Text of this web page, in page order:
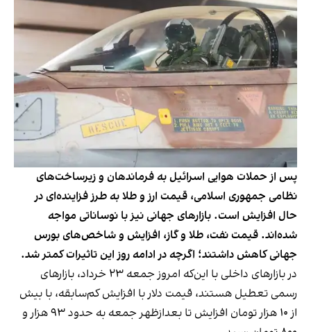
پس از حملات هوایی اسرائیل به فرماندهان و زیرساخت‌های
نظامی جمهوری اسلامی، قیمت ارز و طلا به طرز فزاینده‌ای در
حال افزایش است. بازارهای جهانی نیز با نوساناتی مواجه
شده‌اند. قیمت نفت، طلا و گاز، افزایش و شاخص‌های بورس
جهانی کاهش داشتند؛ اگرچه در ادامه روز این تاثیرات کمتر شد.
در بازارهای داخلی با این‌که امروز جمعه ۲۳ خرداد، بازارهای
رسمی تعطیل هستند، قیمت دلار با افزایش کم‌سابقه، با بیش
از ۱۰ هزار تومان افزایش تا بعدازظهر جمعه به حدود ۹۳ هزار و